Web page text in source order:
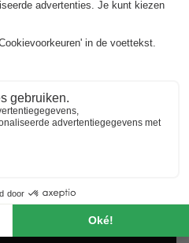
in Signy l'Abbaye?
aan type bungalows in Signy
voor een luxe
het water of een
vakantiepark. Waar je
zit je altijd goed!
in de buurt